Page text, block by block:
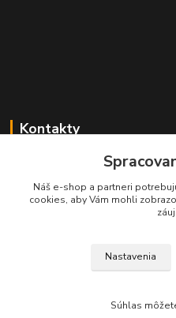
Kontakty
+421 2 529 67 411
(Po - Pia: 10:00 - 17:30)
Copyright ©
Náš e-shop a partneri
cookies, aby Vám mohli
Nastavenia
Súhlas